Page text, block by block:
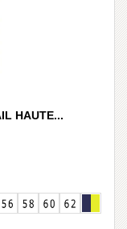
HAUTE...